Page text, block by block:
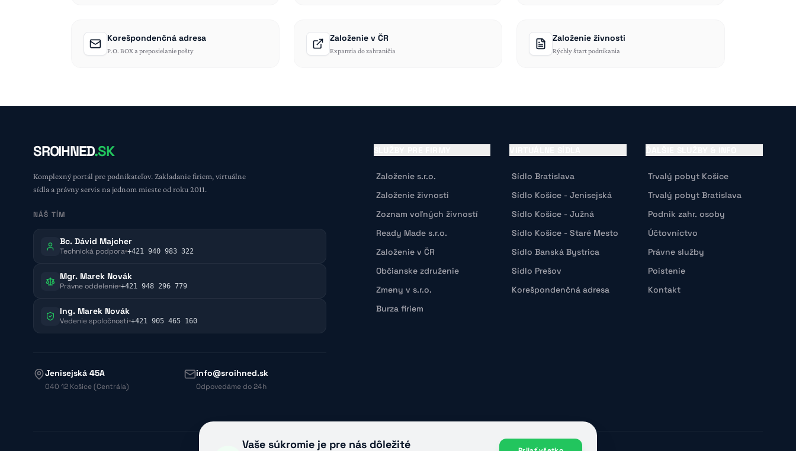
Korešpondenčná adresa
P.O. BOX a preposielanie pošty
Založenie v ČR
Expanzia do zahraničia
Založenie živnosti
Rýchly štart podnikania
SROIHNED.SK
Komplexný portál pre podnikateľov. Zakladanie firiem, virtuálne
sídla a právny servis na jednom mieste od roku 2011.
NÁŠ TÍM
Bc. Dávid Majcher
Technická podpora +421 940 983 322
Mgr. Marek Novák
Právne oddelenie +421 948 296 779
Ing. Marek Novák
Vedenie spoločnosti +421 905 465 160
Jenisejská 45A
040 12 Košice (Centrála)
info@sroihned.sk
Odpovedáme do 24h
Založenie s.r.o.
Založenie živnosti
Zoznam voľných živností
Ready Made s.r.o.
Založenie v ČR
Občianske združenie
Zmeny v s.r.o.
Burza firiem
Sídlo Bratislava
Sídlo Košice - Jenisejská
Sídlo Košice - Južná
Sídlo Košice - Staré Mesto
Sídlo Banská Bystrica
Sídlo Prešov
Korešpondenčná adresa
Trvalý pobyt Košice
Trvalý pobyt Bratislava
Podnik zahr. osoby
Účtovníctvo
Právne služby
Poistenie
Kontakt
Vaše súkromie je pre nás dôležité